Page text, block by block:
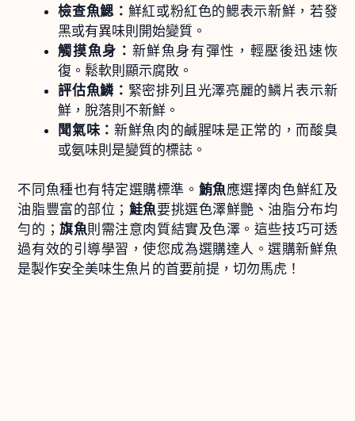
檢查魚鰓： 鮮紅或粉紅色的鰓表示新鮮，若發
黑或有異味則開始變質。
觸摸魚身： 新鮮魚身有彈性，輕壓後迅速恢
復。鬆軟則顯示腐敗。
評估魚鱗： 緊密排列且光澤亮麗的鱗片表示新
鮮，脫落則不新鮮。
聞氣味： 新鮮魚肉的鹹腥味是正常的，而酸臭
或氨味則是變質的標誌。
不同魚種也有特定選購標準。 鮪魚應選擇肉色鮮紅及
油脂豐富的部位； 鮭魚要挑選色澤鮮艷、油脂分布均
勻的； 旗魚則需注意肉質結實及色澤。這些技巧可透
過有效的引導學習，使您成為選購達人。選購新鮮魚
是製作安全美味生魚片的首要前提，切勿馬虎！